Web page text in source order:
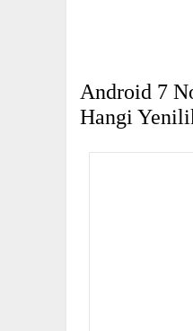
Android 7
Hangi